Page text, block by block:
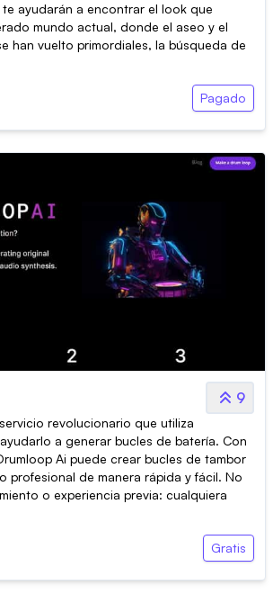
ayudarán a encontrar el look que
mundo actual, donde el aseo y el
han vuelto primordiales, la búsqueda de
Pagado
9
revolucionario que utiliza
a generar bucles de batería. Con
Ai puede crear bucles de tambor
profesional de manera rápida y fácil. No
o experiencia previa: cualquiera
Gratis